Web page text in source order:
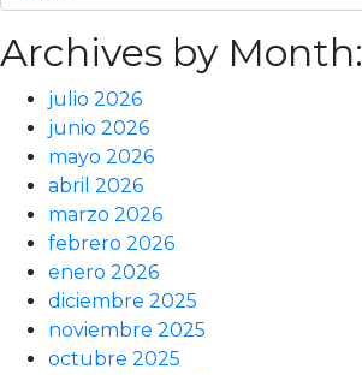
Archives by Month:
julio 2026
junio 2026
mayo 2026
abril 2026
marzo 2026
febrero 2026
enero 2026
diciembre 2025
noviembre 2025
octubre 2025